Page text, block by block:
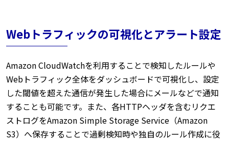
Webトラフィックの可視化とアラート設定
Amazon CloudWatchを利用することで検知したルールや
Webトラフィック全体をダッシュボードで可視化し、設定
した閾値を超えた通信が発生した場合にメールなどで通知
することも可能です。また、各HTTPヘッダを含むリクエ
ストログをAmazon Simple Storage Service（Amazon
S3）へ保存することで過剰検知時や独自のルール作成に役